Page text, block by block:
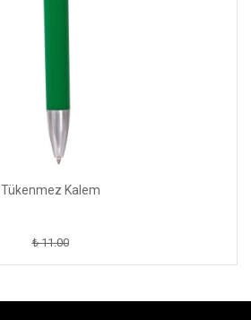
Tükenmez Kalem
₺ 11.00